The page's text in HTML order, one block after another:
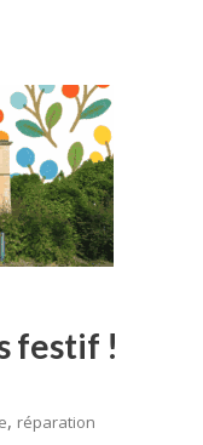
festif !
, réparation